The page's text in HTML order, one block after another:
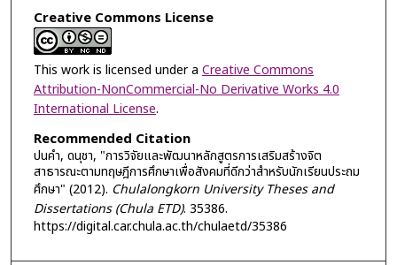
Creative Commons License
This work is licensed under a Creative Commons
Attribution-NonCommercial-No Derivative Works 4.0
International License.
Recommended Citation
ปนคำ, ดนุชา, "การวิจัยและพัฒนาหลักสูตรการเสริมสร้างจิต
สาธารณะตามทฤษฎีการศึกษาเพื่อสังคมที่ดีกว่าสำหรับนักเรียนประถม
ศึกษา" (2012). Chulalongkorn University Theses and
Dissertations (Chula ETD). 35386.
https://digital.car.chula.ac.th/chulaetd/35386